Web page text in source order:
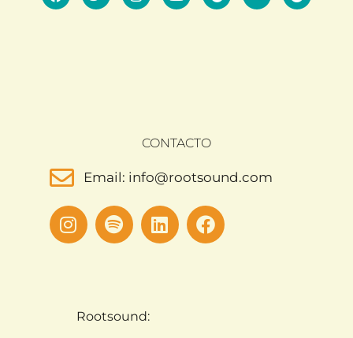
CONTACTO
Email: info@rootsound.com
Rootsound: